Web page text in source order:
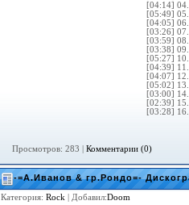
[04:14]
[05:49]
[04:05]
[03:26] 07.
[03:59]
[03:38]
[05:27] 10.
[04:39] 11.
[04:07]
[05:02]
[03:00] 14.
[02:39]
[03:28]
Просмотров: 283 | Комментарии (0)
-=А.Иванов & гр.Рондо=-
Категория: Rock | Добавил:Doom